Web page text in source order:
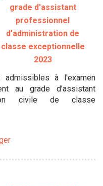
grade d'assistant
professionnel
d'administration de
classe exceptionnelle
2023
à l'examen
au grade d’assistant
civile de classe